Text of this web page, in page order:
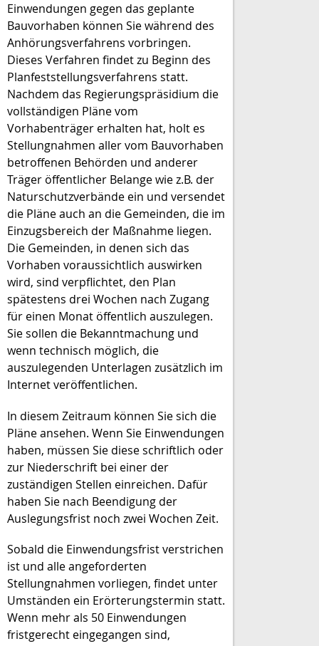
Einwendungen gegen das geplante
Bauvorhaben können Sie während des
Anhörungsverfahrens vorbringen.
Dieses Verfahren findet zu Beginn des
Planfeststellungsverfahrens statt.
Nachdem das Regierungspräsidium die
vollständigen Pläne vom
Vorhabenträger erhalten hat, holt es
Stellungnahmen aller vom Bauvorhaben
betroffenen Behörden und anderer
Träger öffentlicher Belange wie z.B. der
Naturschutzverbände ein und versendet
die Pläne auch an die Gemeinden, die im
Einzugsbereich der Maßnahme liegen.
Die Gemeinden, in denen sich das
Vorhaben voraussichtlich auswirken
wird, sind verpflichtet, den Plan
spätestens drei Wochen nach Zugang
für einen Monat öffentlich auszulegen.
Sie sollen die Bekanntmachung und
wenn technisch möglich, die
auszulegenden Unterlagen zusätzlich im
Internet veröffentlichen.
In diesem Zeitraum können Sie sich die
Pläne ansehen. Wenn Sie Einwendungen
haben, müssen Sie diese schriftlich oder
zur Niederschrift bei einer der
zuständigen Stellen einreichen. Dafür
haben Sie nach Beendigung der
Auslegungsfrist noch zwei Wochen Zeit.
Sobald die Einwendungsfrist verstrichen
ist und alle angeforderten
Stellungnahmen vorliegen, findet unter
Umständen ein Erörterungstermin statt.
Wenn mehr als 50 Einwendungen
fristgerecht eingegangen sind,